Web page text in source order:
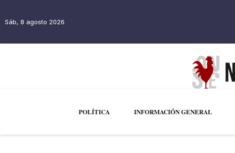
Sáb, 8 agosto 2026
POLÍTICA INFORMACIÓN GENERAL